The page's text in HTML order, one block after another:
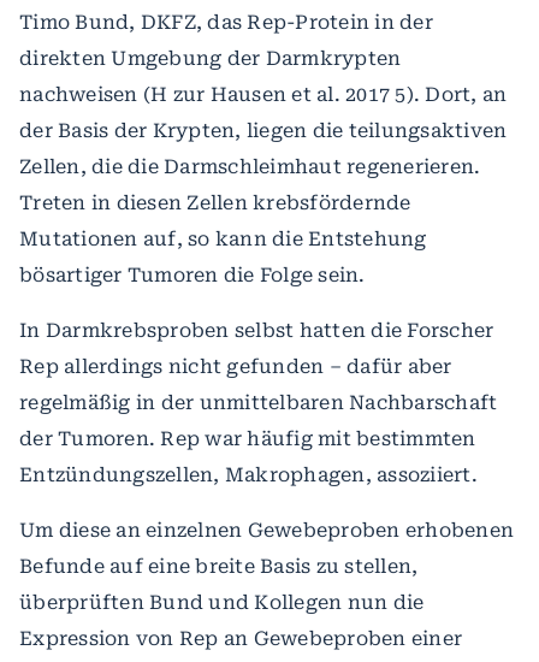
Timo Bund, DKFZ, das Rep-Protein in der
direkten Umgebung der Darmkrypten
nachweisen (H zur Hausen et al. 2017 5). Dort, an
der Basis der Krypten, liegen die teilungsaktiven
Zellen, die die Darmschleimhaut regenerieren.
Treten in diesen Zellen krebsfördernde
Mutationen auf, so kann die Entstehung
bösartiger Tumoren die Folge sein.
In Darmkrebsproben selbst hatten die Forscher
Rep allerdings nicht gefunden – dafür aber
regelmäßig in der unmittelbaren Nachbarschaft
der Tumoren. Rep war häufig mit bestimmten
Entzündungszellen, Makrophagen, assoziiert.
Um diese an einzelnen Gewebeproben erhobenen
Befunde auf eine breite Basis zu stellen,
überprüften Bund und Kollegen nun die
Expression von Rep an Gewebeproben einer